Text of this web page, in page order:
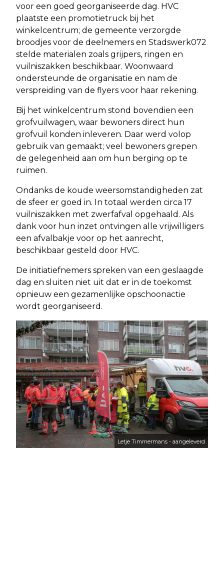
voor een goed georganiseerde dag. HVC
plaatste een promotietruck bij het
winkelcentrum; de gemeente verzorgde
broodjes voor de deelnemers en Stadswerk072
stelde materialen zoals grijpers, ringen en
vuilniszakken beschikbaar. Woonwaard
ondersteunde de organisatie en nam de
verspreiding van de flyers voor haar rekening.
Bij het winkelcentrum stond bovendien een
grofvuilwagen, waar bewoners direct hun
grofvuil konden inleveren. Daar werd volop
gebruik van gemaakt; veel bewoners grepen
de gelegenheid aan om hun berging op te
ruimen.
Ondanks de koude weersomstandigheden zat
de sfeer er goed in. In totaal werden circa 17
vuilniszakken met zwerfafval opgehaald. Als
dank voor hun inzet ontvingen alle vrijwilligers
een afvalbakje voor op het aanrecht,
beschikbaar gesteld door HVC.
De initiatiefnemers spreken van een geslaagde
dag en sluiten niet uit dat er in de toekomst
opnieuw een gezamenlijke opschoonactie
wordt georganiseerd.
Letje Timmermans - aangeleverd